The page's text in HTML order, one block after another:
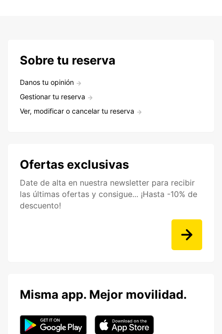
Sobre tu reserva
Danos tu opinión
Gestionar tu reserva
Ver, modificar o cancelar tu reserva
Ofertas exclusivas
Date de alta en nuestra newsletter para recibir
las últimas ofertas y consigue... ¡Hasta -10% de
descuento!
Misma app. Mejor movilidad.